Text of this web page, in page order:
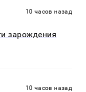
10 часов назад
зарождения
10 часов назад